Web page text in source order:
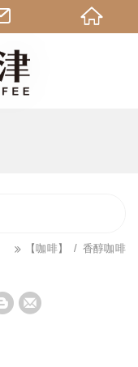
【咖啡】 香醇咖啡